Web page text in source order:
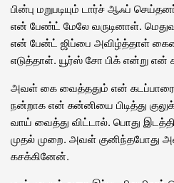
பின்பு மறுபடியும் டார்ச் ஆஃப்
என் பேண்ட் மேலே வருடினாள்.
என் பேன்ட் ஜிப்பை அவிழ்த்தாள்
எடுத்தாள். யூர்ஸ் சோ பிக் என்று என்
அவள் கை வைத்ததும் என்
நன்றாக என் சுன்னியை பிடித்து
வாய் வைத்து விட்டால். பொது
முதல் முறை. அவள் குனிந்தபோது
கசக்கினேன்.